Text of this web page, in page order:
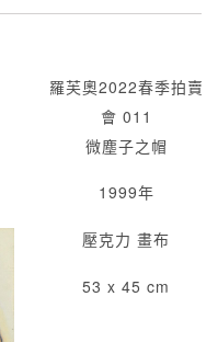
羅芙奧2022春季拍賣
會 011
微塵子之帽
1999年
壓克力 畫布
53 x 45 cm